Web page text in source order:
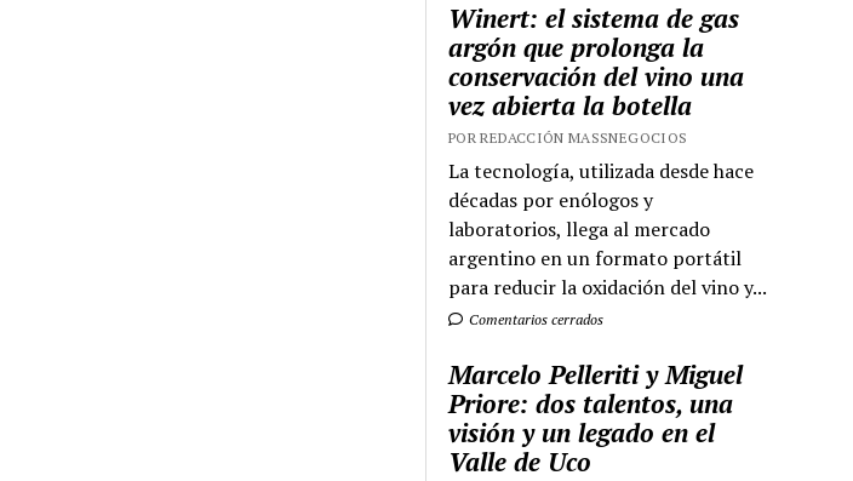
Winert: el sistema de gas
argón que prolonga la
conservación del vino una
vez abierta la botella
POR REDACCIÓN MASSNEGOCIOS
La tecnología, utilizada desde hace
décadas por enólogos y
laboratorios, llega al mercado
argentino en un formato portátil
para reducir la oxidación del vino y...
Comentarios cerrados
Marcelo Pelleriti y Miguel
Priore: dos talentos, una
visión y un legado en el
Valle de Uco